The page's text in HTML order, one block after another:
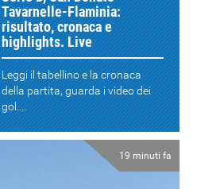
Tavarnelle-Flaminia:
risultato, cronaca e
highlights. Live
Leggi il tabellino e la cronaca
della partita, guarda i video dei
gol....
19 minuti fa